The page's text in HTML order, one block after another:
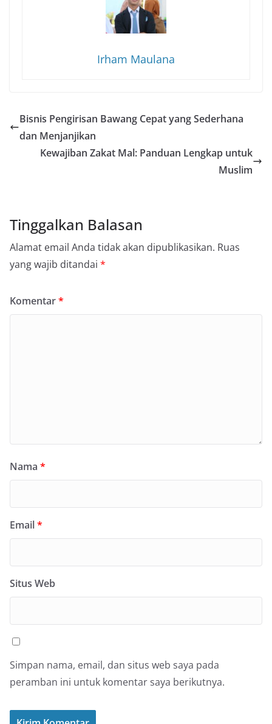
Irham Maulana
Bisnis Pengirisan Bawang Cepat yang Sederhana
dan Menjanjikan
Kewajiban Zakat Mal: Panduan Lengkap untuk
Muslim
Tinggalkan Balasan
Alamat email Anda tidak akan dipublikasikan. Ruas
yang wajib ditandai *
Komentar*
Nama *
Email*
Situs Web
Simpan nama, email, dan situs web saya pada
peramban ini untuk komentar saya berikutnya.